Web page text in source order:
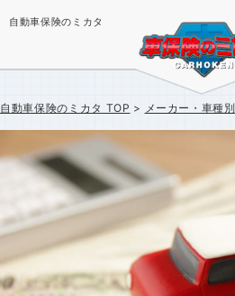
自動車保険のミカタ
自動車保険のミカタ TOP メーカー・車種別